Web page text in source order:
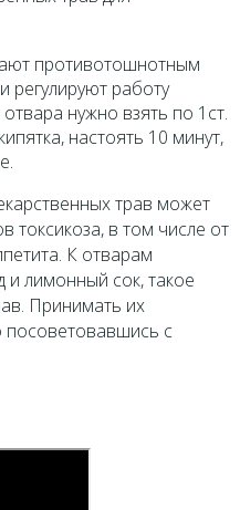
противотошнотным
регулируют работу
нужно взять по 1ст.
настоять 10 минут,
трав может
токсикоза, в том числе от
К отварам
и лимонный сок, такое
Принимать их
посоветовавшись с